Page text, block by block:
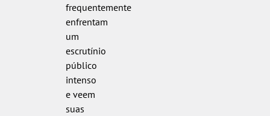
frequentemente
enfrentam
um
escrutínio
público
intenso
e veem
suas